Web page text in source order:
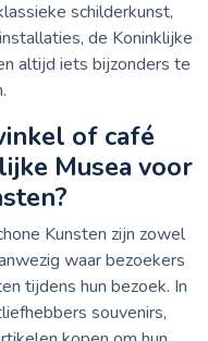
schilderkunst,
de Koninklijke
altijd iets bijzonders te
of café
Musea voor
Kunsten zijn zowel
waar bezoekers
tijdens hun bezoek. In
souvenirs,